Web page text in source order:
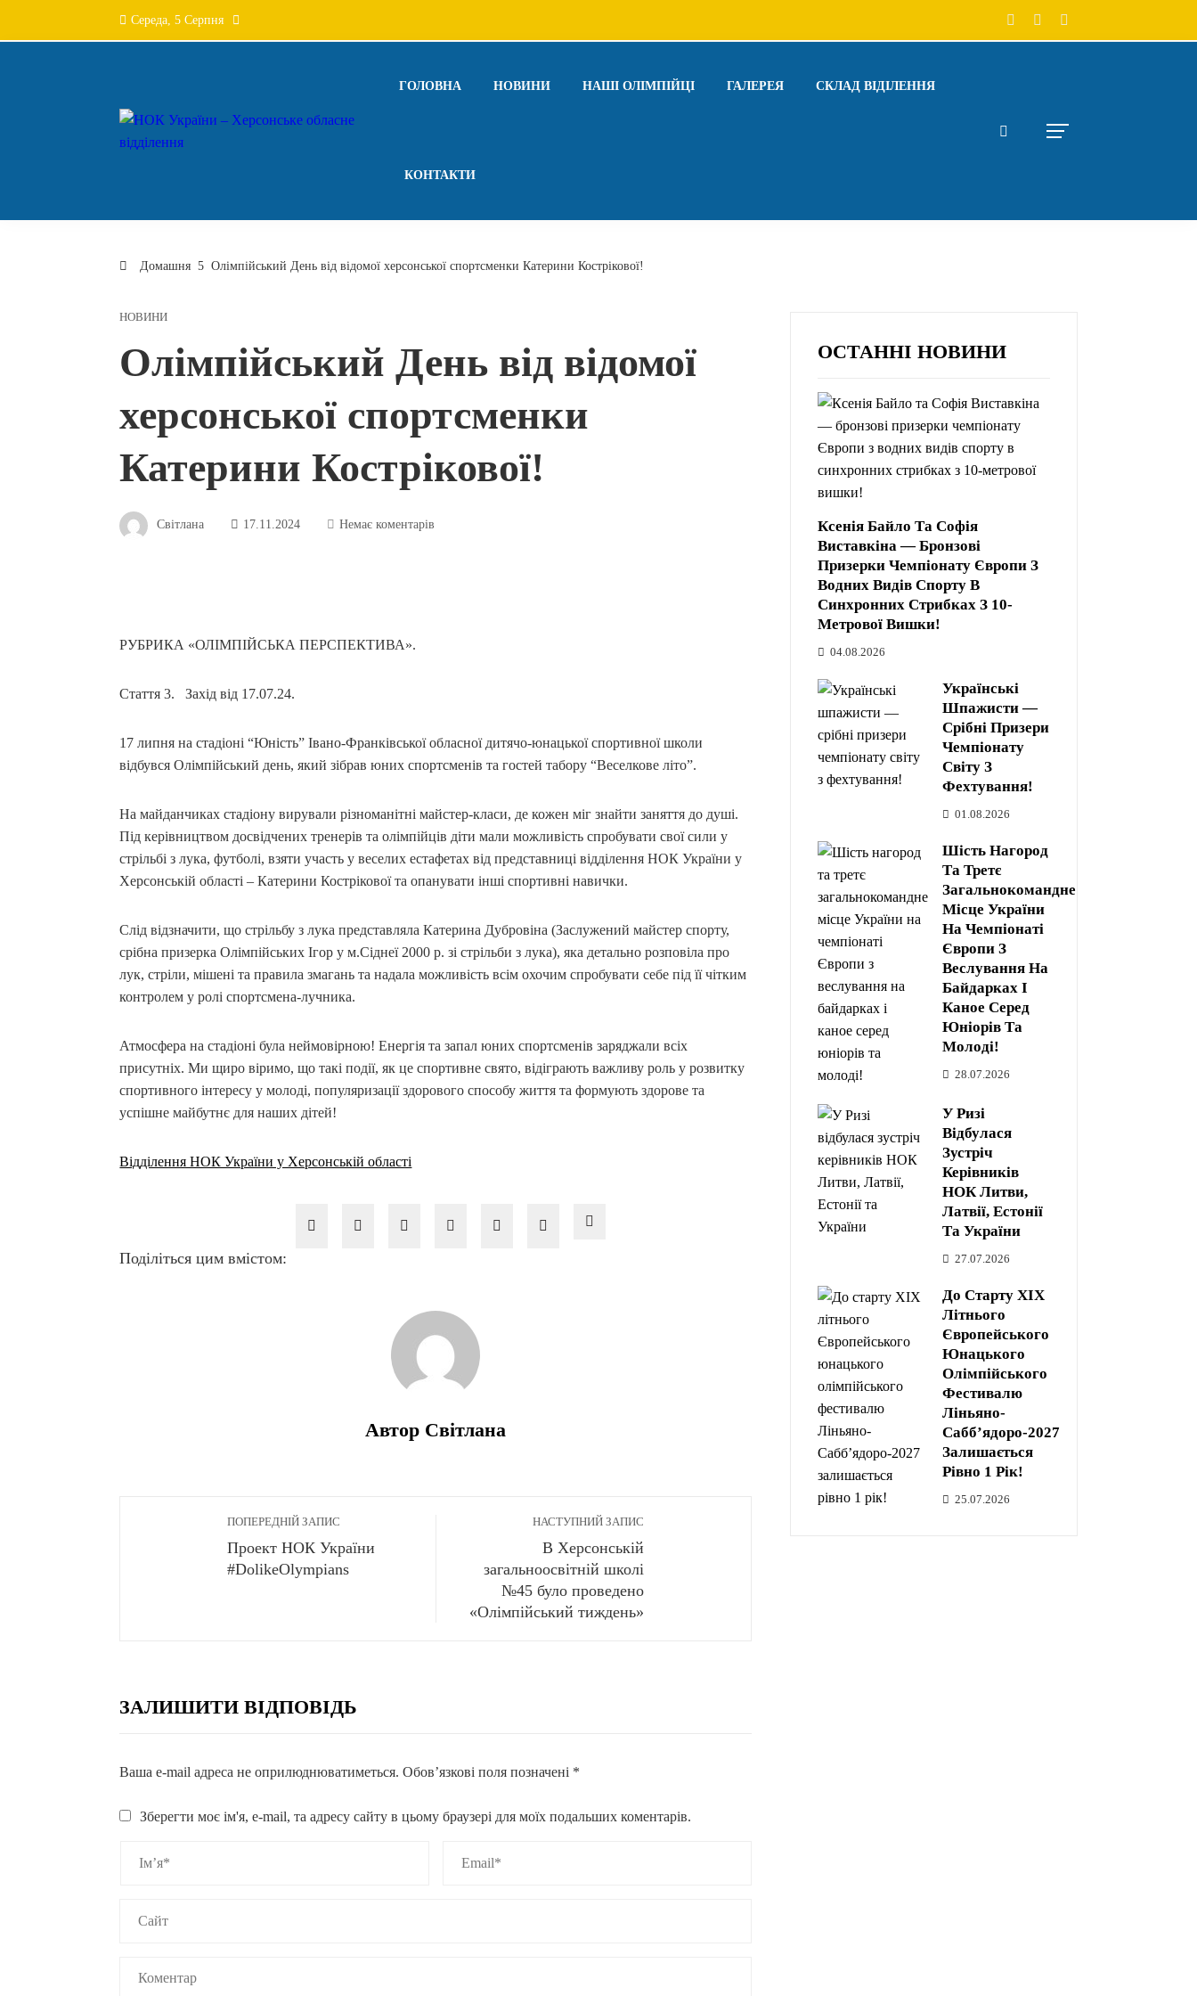
Середа, 5 Серпня
ГОЛОВНА НОВИНИ НАШІ ОЛІМПІЙЦІ ГАЛЕРЕЯ СКЛАД ВІДІЛЕННЯ
КОНТАКТИ
Домашня Олімпійський День від відомої херсонської спортсменки Катерини Кострікової!
НОВИНИ
Олімпійський День від відомої
херсонської спортсменки
Катерини Кострікової!
Світлана 17.11.2024 Немає коментарів
РУБРИКА «ОЛІМПІЙСЬКА ПЕРСПЕКТИВА».
Стаття 3. Захід від 17.07.24.
17 липня на стадіоні “Юність” Івано-Франківської обласної дитячо-юнацької спортивної школи
відбувся Олімпійський день, який зібрав юних спортсменів та гостей табору “Веселкове літо”.
На майданчиках стадіону вирували різноманітні майстер-класи, де кожен міг знайти заняття до душі.
Під керівництвом досвідчених тренерів та олімпійців діти мали можливість спробувати свої сили у
стрільбі з лука, футболі, взяти участь у веселих естафетах від представниці відділення НОК України у
Херсонській області – Катерини Кострікової та опанувати інші спортивні навички.
Слід відзначити, що стрільбу з лука представляла Катерина Дубровіна (Заслужений майстер спорту,
срібна призерка Олімпійських Ігор у м.Сіднеї 2000 р. зі стрільби з лука), яка детально розповіла про
лук, стріли, мішені та правила змагань та надала можливість всім охочим спробувати себе під її чітким
контролем у ролі спортсмена-лучника.
Атмосфера на стадіоні була неймовірною! Енергія та запал юних спортсменів заряджали всіх
присутніх. Ми щиро віримо, що такі події, як це спортивне свято, відіграють важливу роль у розвитку
спортивного інтересу у молоді, популяризації здорового способу життя та формують здорове та
успішне майбутнє для наших дітей!
Відділення НОК України у Херсонській області
Поділіться цим вмістом:
Автор Світлана
ПОПЕРЕДНІЙ ЗАПИС
Проект НОК України
#DolikeOlympians
НАСТУПНИЙ ЗАПИС
В Херсонській
загальноосвітній школі
№45 було проведено
«Олімпійський тиждень»
ЗАЛИШИТИ ВІДПОВІДЬ
Ваша e-mail адреса не оприлюднюватиметься. Обов’язкові поля позначені *
Зберегти моє ім'я, e-mail, та адресу сайту в цьому браузері для моїх подальших коментарів.
ОСТАННІ НОВИНИ
Ксенія Байло Та Софія
Виставкіна — Бронзові
Призерки Чемпіонату Європи З
Водних Видів Спорту В
Синхронних Стрибках З 10-
Метрової Вишки!
04.08.2026
Українські
Шпажисти —
Срібні Призери
Чемпіонату
Світу З
Фехтування!
01.08.2026
Шість Нагород
Та Третє
Загальнокомандне
Місце України
На Чемпіонаті
Європи З
Веслування На
Байдарках І
Каное Серед
Юніорів Та
Молоді!
28.07.2026
У Ризі
Відбулася
Зустріч
Керівників
НОК Литви,
Латвії, Естонії
Та України
27.07.2026
До Старту XIX
Літнього
Європейського
Юнацького
Олімпійського
Фестивалю
Ліньяно-
Сабб’ядоро-2027
Залишається
Рівно 1 Рік!
25.07.2026